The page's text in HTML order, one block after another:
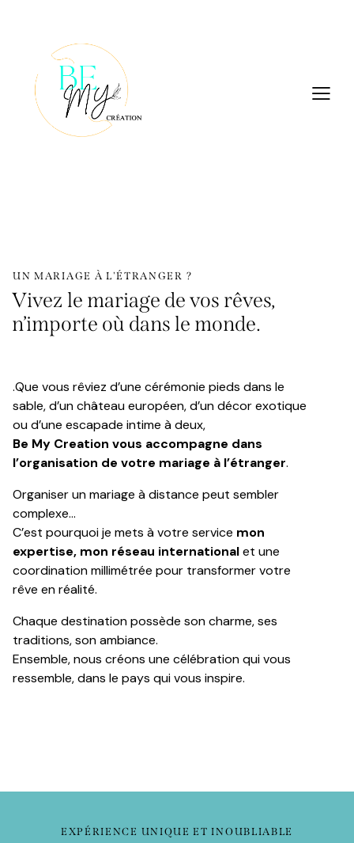
UN MARIAGE À L'ÉTRANGER ?
Vivez le mariage de vos rêves,
n’importe où dans le monde.
.Que vous rêviez d’une cérémonie pieds dans le
sable, d’un château européen, d’un décor exotique
ou d’une escapade intime à deux,
Be My Creation vous accompagne dans
l’organisation de votre mariage à l’étranger.
Organiser un mariage à distance peut sembler
complexe…
C’est pourquoi je mets à votre service mon
expertise, mon réseau internationalet une
coordination millimétrée pour transformer votre
rêve en réalité.
Chaque destination possède son charme, ses
traditions, son ambiance.
Ensemble, nous créons une célébration qui vous
ressemble, dans le pays qui vous inspire.
EXPÉRIENCE UNIQUE ET INOUBLIABLE